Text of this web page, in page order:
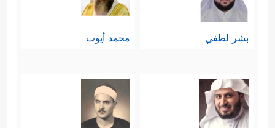
بشر لطفي محمد أيوب